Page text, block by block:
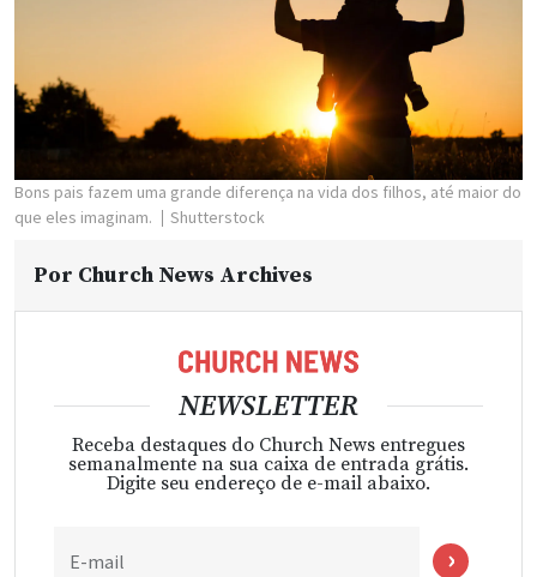
Bons pais fazem uma grande diferença na vida dos filhos, até maior do
que eles imaginam.
Shutterstock
Por Church News Archives
NEWSLETTER
Receba destaques do Church News entregues
semanalmente na sua caixa de entrada grátis.
Digite seu endereço de e-mail abaixo.
E-mail